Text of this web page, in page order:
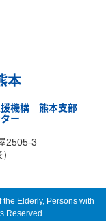
本
援機構 熊本支部
ー
2505-3
Elderly, Persons with
Reserved.